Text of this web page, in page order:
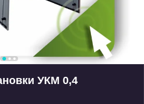
УКМ 0,4